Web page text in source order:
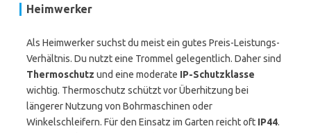
Heimwerker
Als Heimwerker suchst du meist ein gutes Preis-Leistungs-
Verhältnis. Du nutzt eine Trommel gelegentlich. Daher sind
Thermoschutz und eine moderate IP-Schutzklasse
wichtig. Thermoschutz schützt vor Überhitzung bei
längerer Nutzung von Bohrmaschinen oder
Winkelschleifern. Für den Einsatz im Garten reicht oft IP44.